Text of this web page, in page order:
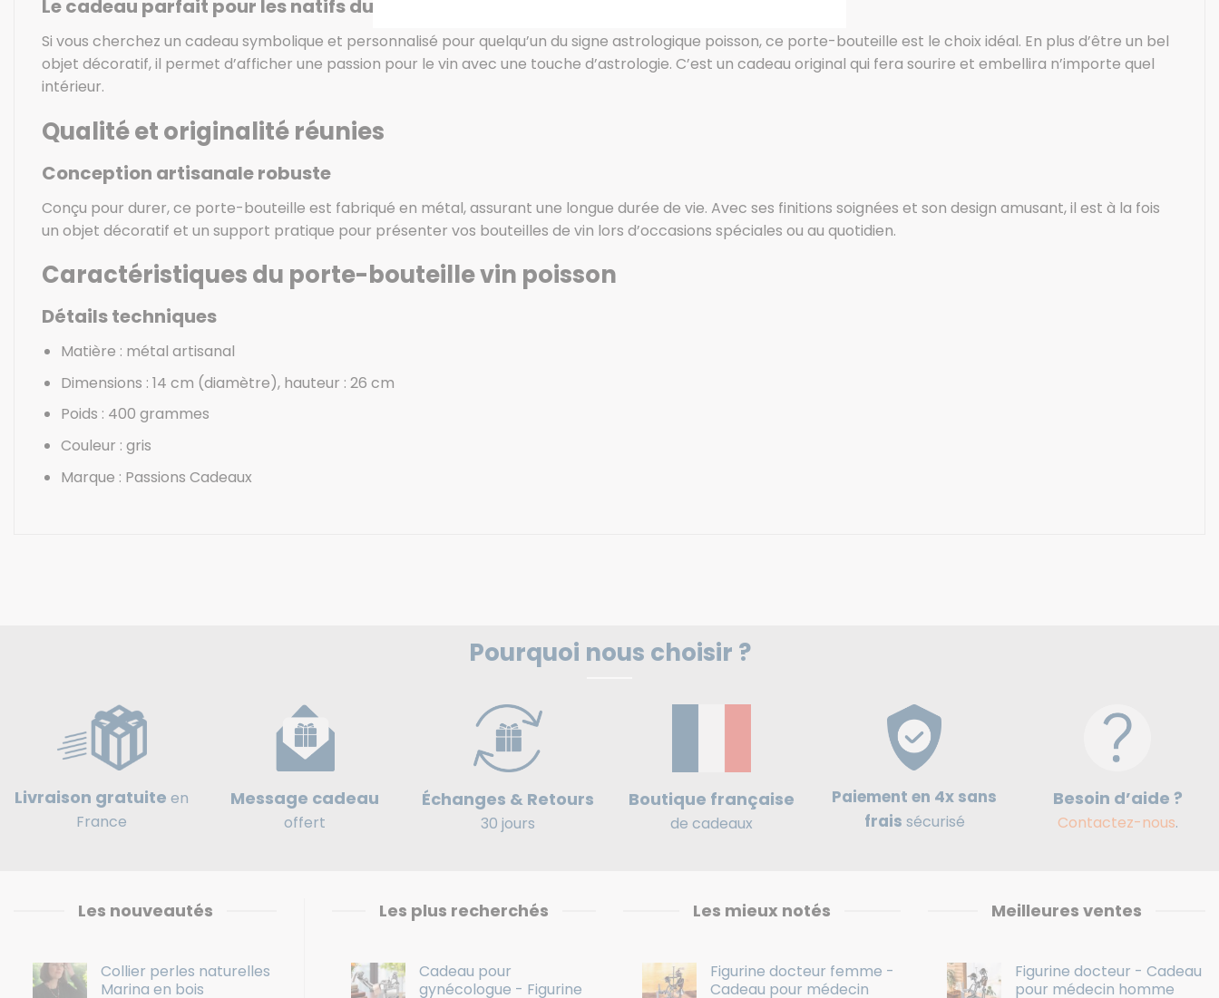
Le cadeau parfait pour les natifs du signe poisson
Si vous cherchez un cadeau symbolique et personnalisé pour quelqu’un du signe astrologique poisson, ce porte-bouteille est le choix idéal. En plus d’être un bel
objet décoratif, il permet d’afficher une passion pour le vin avec une touche d’astrologie. C’est un cadeau original qui fera sourire et embellira n’importe quel
intérieur.
Qualité et originalité réunies
Conception artisanale robuste
Conçu pour durer, ce porte-bouteille est fabriqué en métal, assurant une longue durée de vie. Avec ses finitions soignées et son design amusant, il est à la fois
un objet décoratif et un support pratique pour présenter vos bouteilles de vin lors d’occasions spéciales ou au quotidien.
Caractéristiques du porte-bouteille vin poisson
Détails techniques
Matière : métal artisanal
Dimensions : 14 cm (diamètre), hauteur : 26 cm
Poids : 400 grammes
Couleur : gris
Marque : Passions Cadeaux
Pourquoi nous choisir ?
Livraison gratuite en
France
Message cadeau
offert
Échanges & Retours
30 jours
Boutique française
de cadeaux
Paiement en 4x sans
frais sécurisé
Besoin d’aide ?
Contactez-nous.
Les nouveautés
Collier perles naturelles
Marina en bois
Les plus recherchés
Cadeau pour
gynécologue - Figurine
Les mieux notés
Figurine docteur femme -
Cadeau pour médecin
Meilleures ventes
Figurine docteur - Cadeau
pour médecin homme